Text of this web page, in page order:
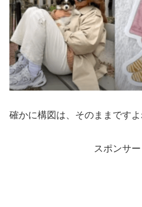
確かに構図は、そのままですよ
スポンサ